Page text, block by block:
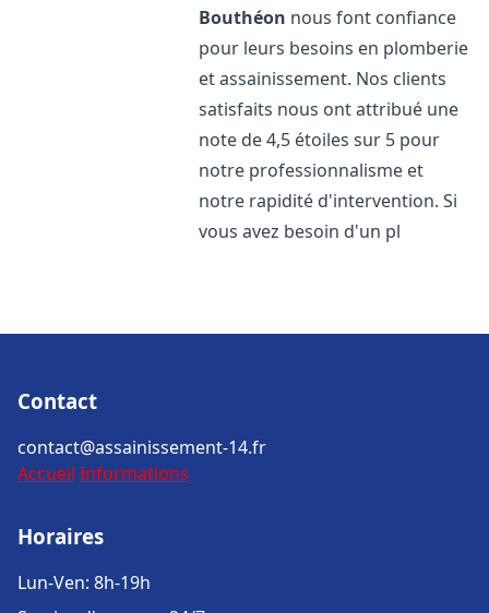
Bouthéon nous font confiance
pour leurs besoins en plomberie
et assainissement. Nos clients
satisfaits nous ont attribué une
note de 4,5 étoiles sur 5 pour
notre professionnalisme et
notre rapidité d'intervention. Si
vous avez besoin d'un pl
Contact
contact@assainissement-14.fr
Accueil Informations
Horaires
Lun-Ven: 8h-19h